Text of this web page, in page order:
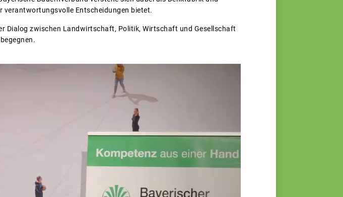
verantwortungsvolle Entscheidungen bietet.
Dialog zwischen Landwirtschaft, Politik, Wirtschaft und Gesellschaft